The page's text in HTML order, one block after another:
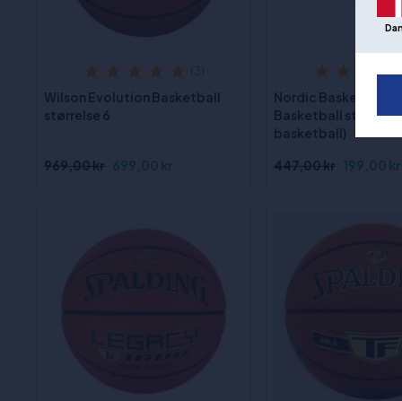
Wilson Evolution Basketball
størrelse 6
969,00 kr 699,00 kr
Nordic Basketball
Basketball
basketball)
447,00 kr 199,00 kr